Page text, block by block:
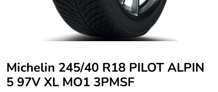
Michelin 245/40 R18 PILOT ALPIN
5 97V XL MO1 3PMSF